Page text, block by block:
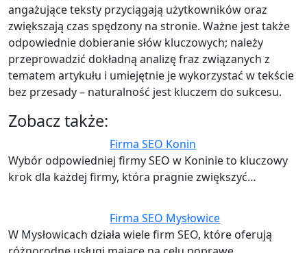
angażujące teksty przyciągają użytkowników oraz
zwiększają czas spędzony na stronie. Ważne jest także
odpowiednie dobieranie słów kluczowych; należy
przeprowadzić dokładną analizę fraz związanych z
tematem artykułu i umiejętnie je wykorzystać w tekście
bez przesady – naturalność jest kluczem do sukcesu.
Zobacz także:
Firma SEO Konin
Wybór odpowiedniej firmy SEO w Koninie to kluczowy
krok dla każdej firmy, która pragnie zwiększyć…
Firma SEO Mysłowice
W Mysłowicach działa wiele firm SEO, które oferują